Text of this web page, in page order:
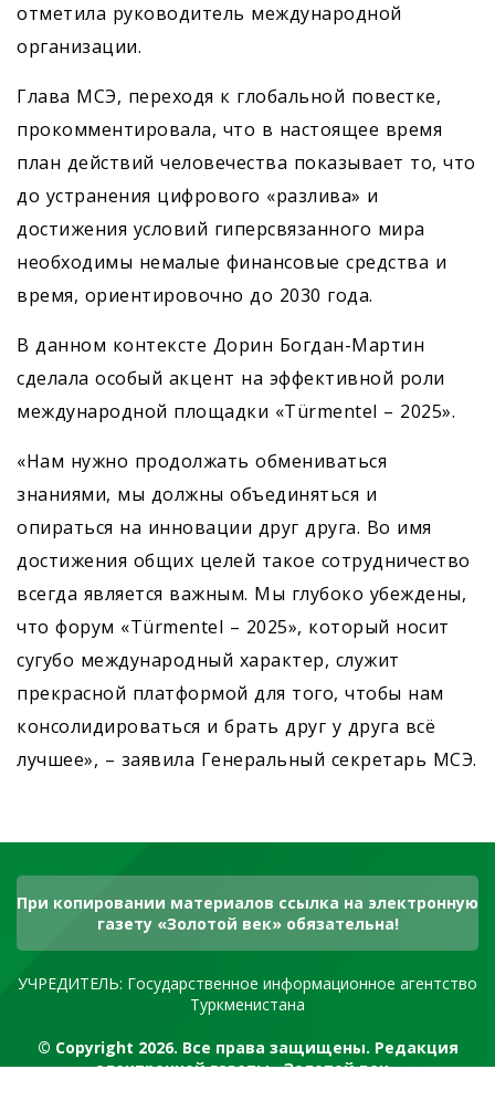
отметила руководитель международной
организации.
Глава МСЭ, переходя к глобальной повестке,
прокомментировала, что в настоящее время
план действий человечества показывает то, что
до устранения цифрового «разлива» и
достижения условий гиперсвязанного мира
необходимы немалые финансовые средства и
время, ориентировочно до 2030 года.
В данном контексте Дорин Богдан-Мартин
сделала особый акцент на эффективной роли
международной площадки «Türmentel – 2025».
«Нам нужно продолжать обмениваться
знаниями, мы должны объединяться и
опираться на инновации друг друга. Во имя
достижения общих целей такое сотрудничество
всегда является важным. Мы глубоко убеждены,
что форум «Türmentel – 2025», который носит
сугубо международный характер, служит
прекрасной платформой для того, чтобы нам
консолидироваться и брать друг у друга всё
лучшее», – заявила Генеральный секретарь МСЭ.
При копировании материалов ссылка на электронную
газету «Золотой век» обязательна!
УЧРЕДИТЕЛЬ: Государственное информационное агентство
Туркменистана
© Copyright 2026. Все права защищены. Редакция
электронной газеты «Золотой век»